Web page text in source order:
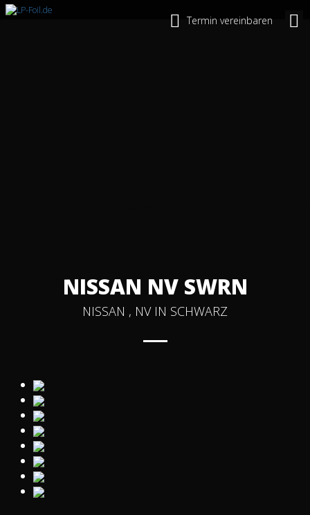
Termin vereinbaren
NISSAN NV SWRN
NISSAN , NV IN SCHWARZ